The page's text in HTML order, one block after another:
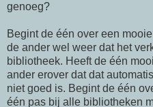
genoeg?
Begint de één over een
de ander wel weer dat het
bibliotheek. Heeft de één
ander erover dat dat
niet goed is. Begint de één
één pas bij alle bibliotheken